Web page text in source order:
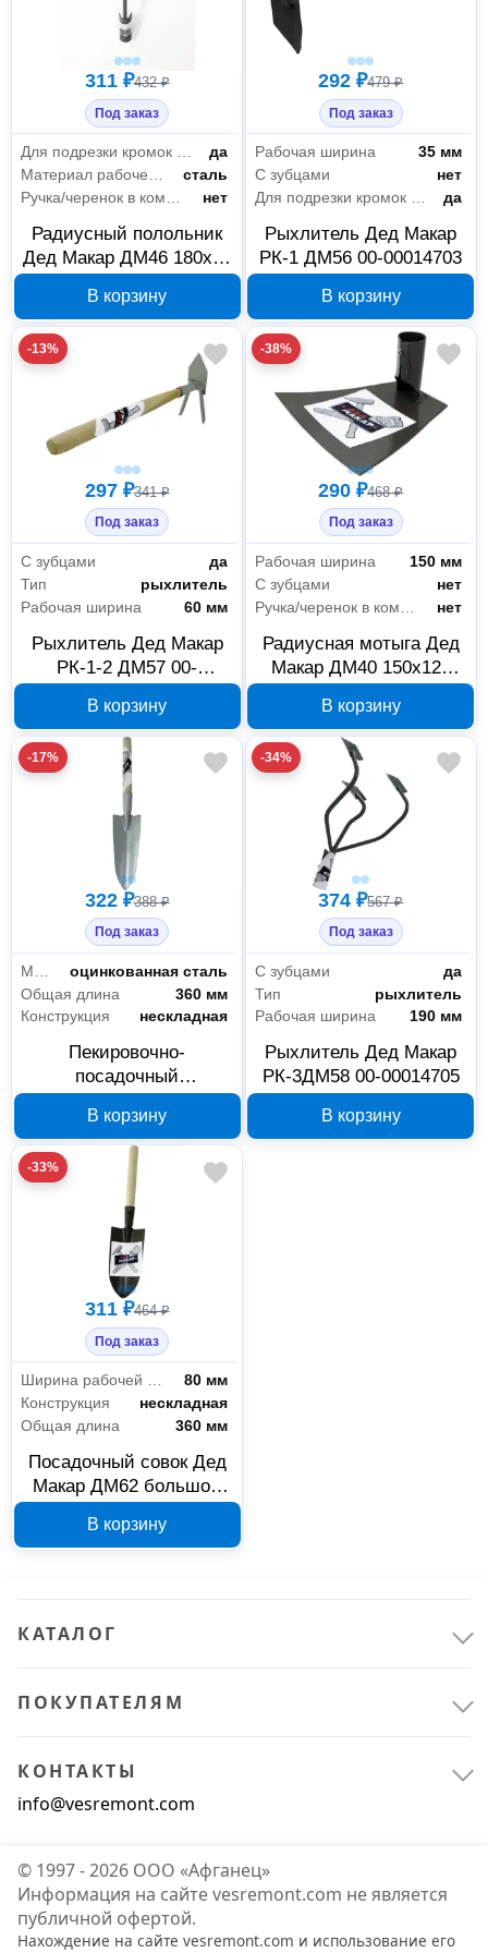
Всё для сада
Отдых в саду
Садовый инструмент и инвентарь
Офис и дом
Системы хранения
Крепёж
Метизы
Расходные материалы
Для садовой техники
311 ₽432 ₽
Под заказ
Для подрезки кромок газона
да
сталь
нет
Радиусный полольник
Дед Макар ДМ46 180x50
В корзину
292 ₽479 ₽
Под заказ
Рабочая ширина
35 мм
С зубцами
нет
да
Рыхлитель Дед Макар
РК-1 ДМ56 00-00014703
В корзину
-13%
297 ₽341 ₽
Под заказ
С зубцами
да
Тип
рыхлитель
Рабочая ширина
60 мм
Рыхлитель Дед Макар
РК-1-2 ДМ57 00-
В корзину
-38%
290 ₽468 ₽
Под заказ
Рабочая ширина
150 мм
С зубцами
нет
нет
Радиусная мотыга Дед
Макар ДМ40 150х125
В корзину
-17%
322 ₽388 ₽
Под заказ
оцинкованная сталь
Общая длина
360 мм
Конструкция
нескладная
Пекировочно-
посадочный
Дед Макар ДМ60 00-
00014708
В корзину
-34%
374 ₽567 ₽
Под заказ
С зубцами
да
Тип
рыхлитель
Рабочая ширина
190 мм
Рыхлитель Дед Макар
РК-3ДМ58 00-00014705
В корзину
-33%
311 ₽464 ₽
Под заказ
Ширина рабочей части
80 мм
Конструкция
нескладная
Общая длина
360 мм
Посадочный совок Дед
Макар ДМ62 большой
В корзину
КАТАЛОГ
ПОКУПАТЕЛЯМ
КОНТАКТЫ
info@vesremont.com
© 1997 - 2026 ООО «Афганец»
Информация на сайте vesremont.com не является
публичной офертой.
Нахождение на сайте vesremont.com и использование его